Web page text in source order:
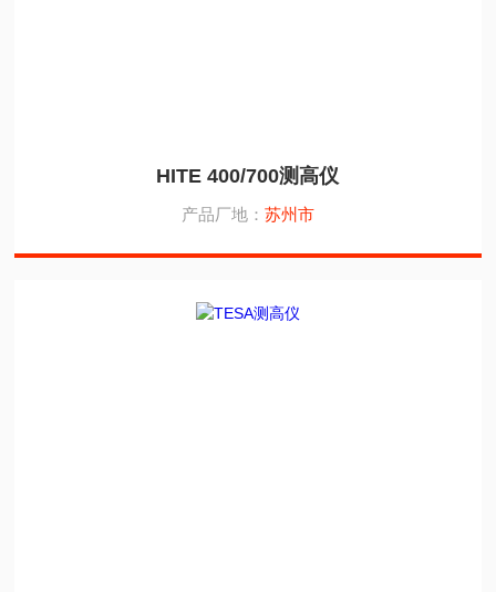
HITE 400/700测高仪
产品厂地： 苏州市